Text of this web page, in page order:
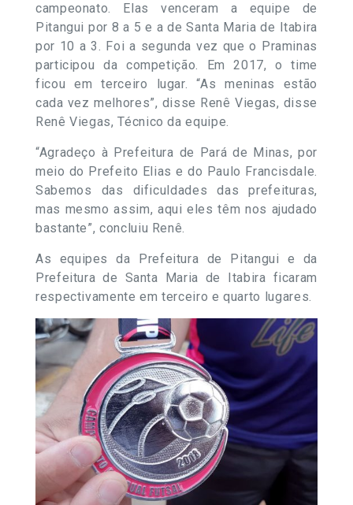
campeonato. Elas venceram a equipe de
Pitangui por 8 a 5 e a de Santa Maria de Itabira
por 10 a 3. Foi a segunda vez que o Praminas
participou da competição. Em 2017, o time
ficou em terceiro lugar. “As meninas estão
cada vez melhores”, disse Renê Viegas, disse
Renê Viegas, Técnico da equipe.
“Agradeço à Prefeitura de Pará de Minas, por
meio do Prefeito Elias e do Paulo Francisdale.
Sabemos das dificuldades das prefeituras,
mas mesmo assim, aqui eles têm nos ajudado
bastante”, concluiu Renê.
As equipes da Prefeitura de Pitangui e da
Prefeitura de Santa Maria de Itabira ficaram
respectivamente em terceiro e quarto lugares.